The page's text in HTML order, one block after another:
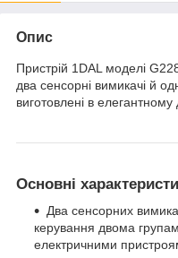
Опис
Пристрій 1DAL моделі
два сенсорні вимикачі й
виготовлені в
Основні
Два сенсорних
керування двома
електричними